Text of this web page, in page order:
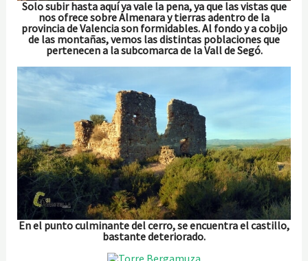
Solo subir hasta aquí ya vale la pena, ya que las vistas que
nos ofrece sobre Almenara y tierras adentro de la
provincia de Valencia son formidables. Al fondo y a cobijo
de las montañas, vemos las distintas poblaciones que
pertenecen a la subcomarca de la Vall de Segó.
En el punto culminante del cerro, se encuentra el castillo,
bastante deteriorado.